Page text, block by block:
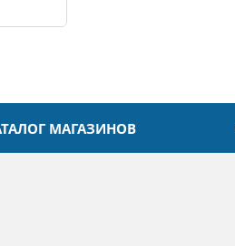
МАГАЗИНОВ